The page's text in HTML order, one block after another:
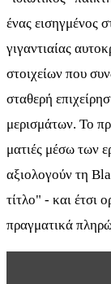
ένας εισηγμένος
γιγαντιαίας
στοιχείων που
σταθερή
μερισμάτων. Το
ματιές μέσω των
αξιολογούν τη
τίτλο" - και έτσι
πραγματικά